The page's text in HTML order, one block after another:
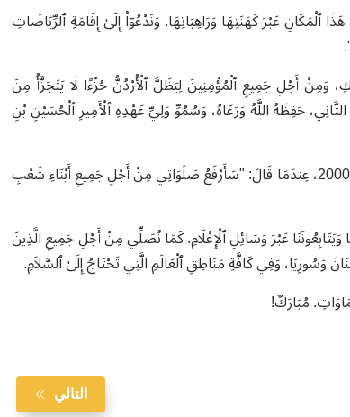
ٱلْمَكَانِ عَبْرَ كَهَنَتِهَا وَرَاهِبَاتِهَا. وَنَدْعُوٓا۟ إِلَىٰ إِقَامَةِ ٱلرِّيَاضَاتِ
وَمِنْ أَجْلِ جَمِيعِ ٱلْمُؤْمِنِينَ لِيَظَلَّ ٱلْأُرْدُنُّ جُزْءًا لَا يَتَجَزَّأُ مِنَ
حَفِظَهُ اللَّهُ وَرَعَاهُ، وَسُمُوِّ وَلِيِّ عَهْدِهِ ٱلْأَمِيرِ ٱلْحُسَيْنِ بْنِ
كَمَا نُصَلِّي ٱلْيَوْمَ، كَمَا صَلَّىٰ البابَا يُوْحَنَّا بُولُسُ ٱلثَّانِي فِي هَذَا ٱلْمَوْقِعِ ٱلْمُقَدَّسِ عَامَ 2000، عِندَمَا قَالَ: "سَأَرْفَعُ صَلَوَاتِي مِنْ أَجْلِ جَمِيعِ أَبْنَاءِ شَعْبِ
عَبْرَ وَسَائِلِ ٱلْإِعْلَامِ. كَمَا نُصَلِّي مِنْ أَجْلِ جَمِيعِ الَّذِينَ
وَسُورِيَا، وَفِي كَافَّةِ مَنَاطِقِ ٱلْعَالَمِ الَّتِي تَحْتَاجُ إِلَىٰ ٱلسَّلاَمِ.
مُبَارَكٌ!
التالي